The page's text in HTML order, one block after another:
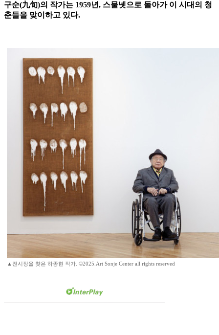
구순(九旬)의 작가는 1959년, 스물넷으로 돌아가 이 시대의 청
춘들을 맞이하고 있다.
▲전시장을 찾은 하종현 작가. ©2025.Art Sonje Center all rights reserved